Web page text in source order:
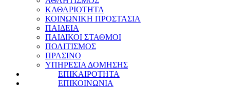
ΚΑΘΑΡΙΟΤΗΤΑ
ΚΟΙΝΩΝΙΚΗ ΠΡΟΣΤΑΣΙΑ
ΠΑΙΔΕΙΑ
ΠΑΙΔΙΚΟΙ ΣΤΑΘΜΟΙ
ΠΟΛΙΤΙΣΜΟΣ
ΠΡΑΣΙΝΟ
ΥΠΗΡΕΣΙΑ ΔΟΜΗΣΗΣ
ΕΠΙΚΑΙΡΟΤΗΤΑ
ΕΠΙΚΟΙΝΩΝΙΑ